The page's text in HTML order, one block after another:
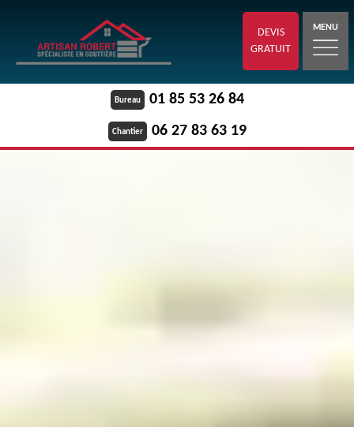
DEVIS
GRATUIT
MENU
Bureau 01 85 53 26 84
Chantier 06 27 83 63 19